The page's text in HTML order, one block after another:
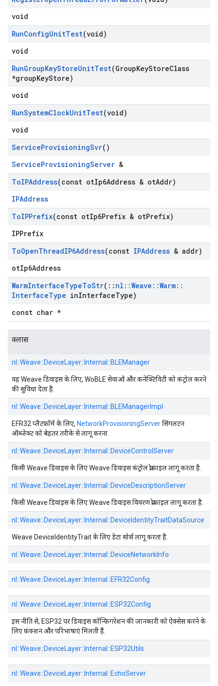
void
RunConfigUnitTest(void)
void
RunGroupKeyStoreUnitTest(GroupKeyStoreClass
*groupKeyStore)
void
RunSystemClockUnitTest(void)
void
ServiceProvisioningSvr()
ServiceProvisioningServer &
ToIPAddress(const otIp6Address & otAddr)
IPAddress
ToIPPrefix(const otIp6Prefix & otPrefix)
IPPrefix
ToOpenThreadIP6Address(const IPAddress & addr)
otIp6Address
WarmInterfaceTypeToStr( :: nl ::Weave ::Warm::
InterfaceType inInterfaceType)
const char *
क्लास
nl::Weave::DeviceLayer:: Internal::BLEManager
यह Weave डिवाइस के लिए, WoBLE सेवाओं और कनेक्टिविटी को कंट्रोल करने
की सुविधा देता है.
nl::Weave::DeviceLayer:: Internal::BLEManagerImpl
EFR32 प्लैटफ़ॉर्म के लिए, NetworkProvisioningServerसिंगलटन
ऑब्जेक्ट को बेहतर तरीके से लागू करना.
nl::Weave::DeviceLayer:: Internal::DeviceControlServer
किसी Weave डिवाइस के लिए Weave डिवाइस कंट्रोल प्रोफ़ाइल लागू करता है.
nl::Weave::DeviceLayer:: Internal::DeviceDescriptionServer
किसी Weave डिवाइस के लिए Weave डिवाइस विवरण प्रोफ़ाइल लागू करता है.
nl::Weave::DeviceLayer:: Internal::DeviceIdentityTraitDataSource
Weave DeviceIdentityTrait के लिए डेटा सोर्स लागू करता है.
nl::Weave::DeviceLayer:: Internal::DeviceNetworkInfo
nl::Weave::DeviceLayer:: Internal::EFR32Config
nl::Weave::DeviceLayer:: Internal::ESP32Config
इस नीति से, ESP32 पर डिवाइस कॉन्फ़िगरेशन की जानकारी को ऐक्सेस करने के
लिए फ़ंक्शन और परिभाषाएं मिलती हैं.
nl::Weave::DeviceLayer:: Internal::ESP32Utils
nl::Weave::DeviceLayer:: Internal::EchoServer